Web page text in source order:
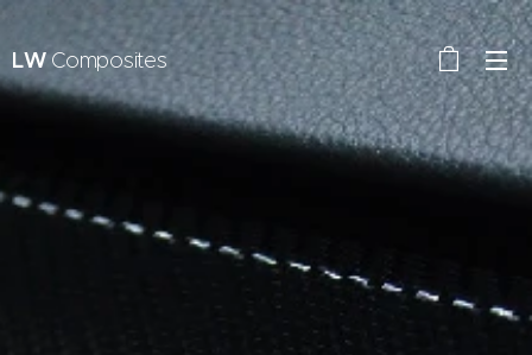
LWComposites